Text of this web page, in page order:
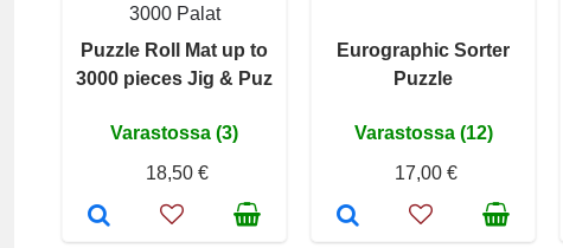
3000 Palat
Puzzle Roll Mat up to
3000 pieces Jig & Puz
Varastossa (3)
18,50 €
Eurographic Sorter
Puzzle
Varastossa (12)
17,00 €